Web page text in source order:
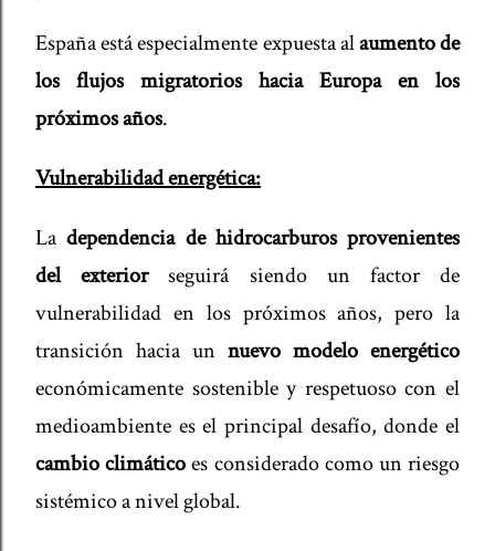
España está especialmente expuesta alaumento de
los flujos migratorios hacia Europa en los
próximos años.
Vulnerabilidad energética:
Ladependencia de hidrocarburos provenientes
del exteriorseguirá siendo un factor de
vulnerabilidad en los próximos años, pero la
transición hacia un nuevo modelo energético
económicamente sostenible y respetuoso con el
medioambiente es el principal desafío, donde el
cambio climáticoes considerado como un riesgo
sistémico a nivel global.